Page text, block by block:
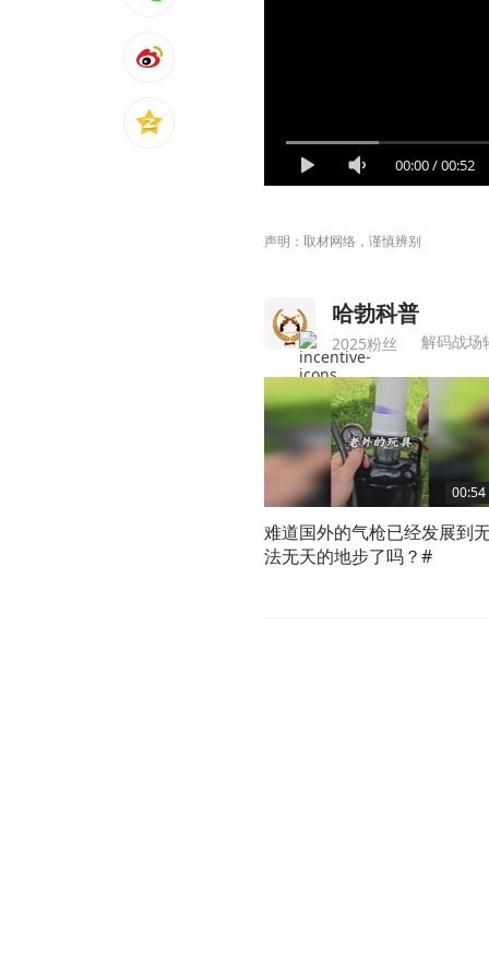
00:00/00:52
声明：取材网络，谨慎辨别
哈勃科普
2025粉丝 解码战场
00:54
难道国外的气枪已经发展到
法无天的地步了吗？#